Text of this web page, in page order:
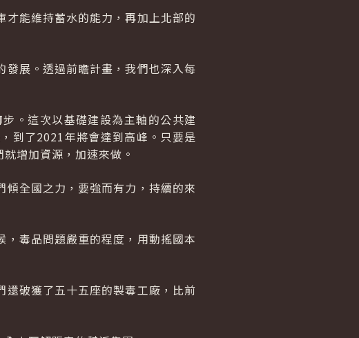
能維持蓄水的能力，再加上北部的
展。透過前瞻計畫，我們也深入每
。這次以基礎建設為主軸的公共建
到了2021年將會達到高峰。只要是
增加資源，加速來做。
全國之力，要強而有力，持續的來
毒品問題嚴重的程度，用動搖國本
破獲了五十五座的製毒工廠，比前